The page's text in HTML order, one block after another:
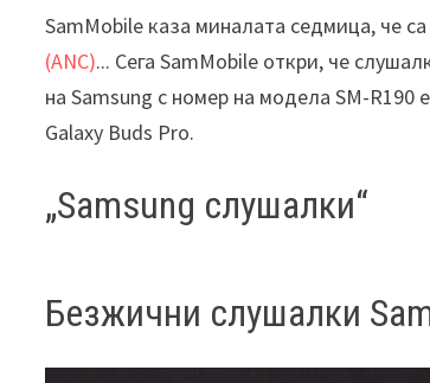
SamMobile каза миналата седмица, че
(ANC)... Сега SamMobile откри, че
на Samsung с номер на модела SM-
Galaxy Buds Pro.
„Samsung слушалки“
Безжични слушалки